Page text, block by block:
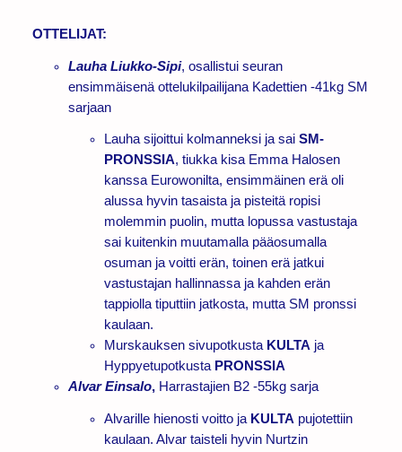
OTTELIJAT:
Lauha Liukko-Sipi, osallistui seuran
ensimmäisenä ottelukilpailijana Kadettien -41kg SM
sarjaan
Lauha sijoittui kolmanneksi ja sai SM-
PRONSSIA, tiukka kisa Emma Halosen
kanssa Eurowonilta, ensimmäinen erä oli
alussa hyvin tasaista ja pisteitä ropisi
molemmin puolin, mutta lopussa vastustaja
sai kuitenkin muutamalla pääosumalla
osuman ja voitti erän, toinen erä jatkui
vastustajan hallinnassa ja kahden erän
tappiolla tiputtiin jatkosta, mutta SM pronssi
kaulaan.
Murskauksen sivupotkustaKULTAja
Hyppyetupotkusta PRONSSIA
Alvar Einsalo, Harrastajien B2 -55kg sarja
Alvarille hienosti voitto jaKULTApujotettiin
kaulaan. Alvar taisteli hyvin Nurtzin